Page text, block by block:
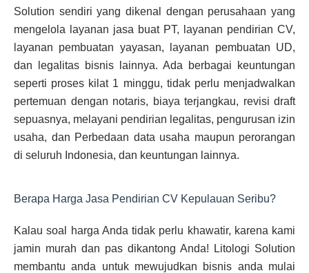
Solution sendiri yang dikenal dengan perusahaan yang
mengelola layanan jasa buat PT, layanan pendirian CV,
layanan pembuatan yayasan, layanan pembuatan UD,
dan legalitas bisnis lainnya. Ada berbagai keuntungan
seperti proses kilat 1 minggu, tidak perlu menjadwalkan
pertemuan dengan notaris, biaya terjangkau, revisi draft
sepuasnya, melayani pendirian legalitas, pengurusan izin
usaha, dan Perbedaan data usaha maupun perorangan
di seluruh Indonesia, dan keuntungan lainnya.
Berapa Harga Jasa Pendirian CV Kepulauan Seribu?
Kalau soal harga Anda tidak perlu khawatir, karena kami
jamin murah dan pas dikantong Anda! Litologi Solution
membantu anda untuk mewujudkan bisnis anda mulai